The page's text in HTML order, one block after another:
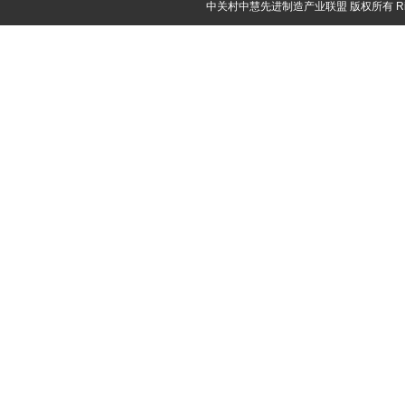
中关村中慧先进制造产业联盟 版权所有